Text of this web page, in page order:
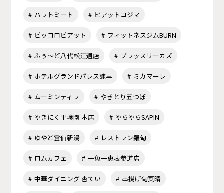
ハラトミート ピアットコジマ
ピッコロピアット フィットネスジムBURN
ふぅ～ど八代松江通店 ブラッスリーカズ
ホテルグランドパレス諫早 ミカマーレ
ムーミンティラ やきとり五つぼ
やきにく平壌園 本店 やらやらSAPIN
ゆやど雲仙新湯 レストラン羅甸
ロムカフェ 一魚一恵表参道店
中華ダイニング 杏てい 串揚げ旬菜晴